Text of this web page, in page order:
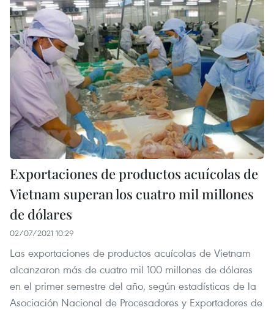
Exportaciones de productos acuícolas de
Vietnam superan los cuatro mil millones
de dólares
02/07/2021 10:29
Las exportaciones de productos acuícolas de Vietnam
alcanzaron más de cuatro mil 100 millones de dólares
en el primer semestre del año, según estadísticas de la
Asociación Nacional de Procesadores y Exportadores de